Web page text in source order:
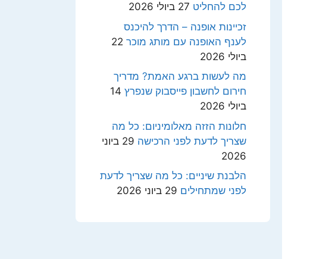
לכם להחליט 27 ביולי 2026
זכיינות אופנה – הדרך להיכנס
לענף האופנה עם מותג מוכר 22
ביולי 2026
מה לעשות ברגע האמת? מדריך
חירום לחשבון פייסבוק שנפרץ 14
ביולי 2026
חלונות הזזה מאלומיניום: כל מה
שצריך לדעת לפני הרכישה
29 ביוני
2026
הלבנת שיניים: כל מה שצריך לדעת
לפני שמתחילים 29 ביוני 2026